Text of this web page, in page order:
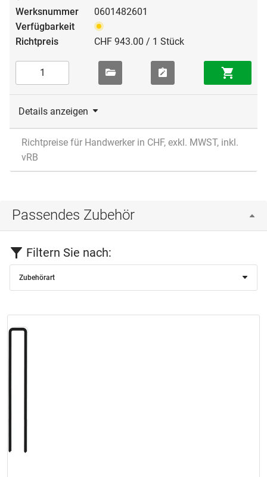
0601482601
CHF 943.00 / 1 Stück
Details anzeigen
Richtpreise für Handwerker in CHF, exkl. MWST, inkl.
vRB
Passendes Zubehör
Filtern Sie nach:
Zubehörart